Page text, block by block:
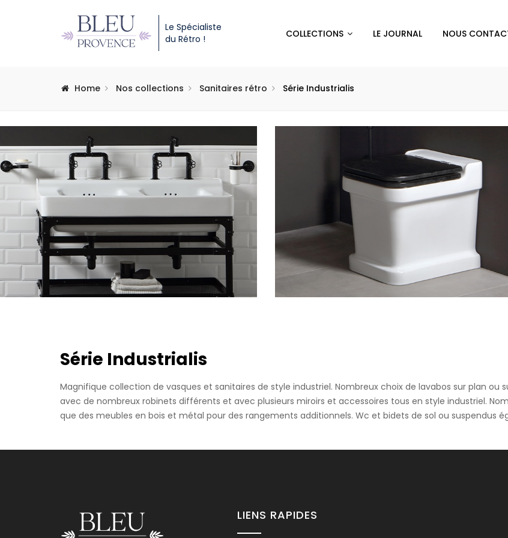
Le Spécialiste
du Rétro !
COLLECTIONS LE JOURNAL NOUS
Home Nos collections Sanitaires rétro Série Industrialis
Les bidets en céramique Industrialis s’inspirent du style industriel, Ils
Lavabo Sur Plan 44cm
Série Industrialis
Magnifique collection de vasques et sanitaires de style industriel. Nombreux choix de lavabos sur plan ou
avec de nombreux robinets différents et avec plusieurs miroirs et accessoires tous en style industriel.
que des meubles en bois et métal pour des rangements additionnels. Wc et bidets de sol ou suspendus
LIENS RAPIDES